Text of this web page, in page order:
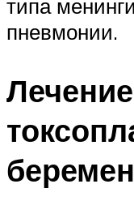
типа
пневмонии.
Лечение